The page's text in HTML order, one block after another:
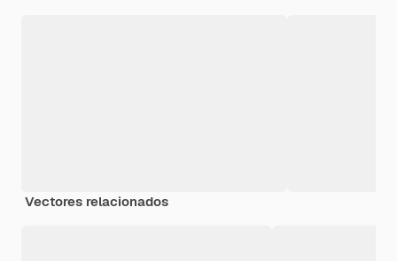
Vectores relacionados